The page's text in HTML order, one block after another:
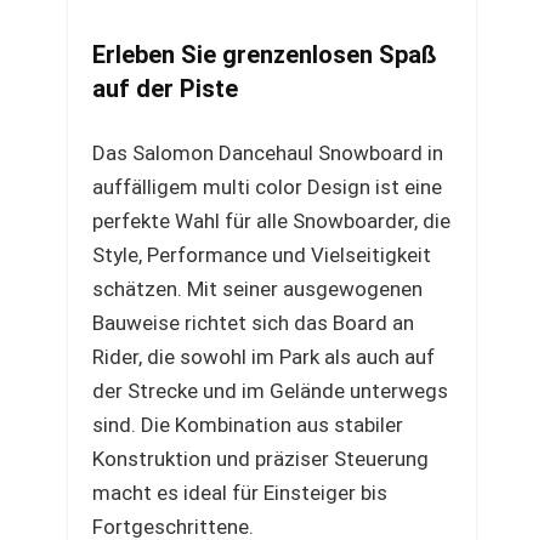
Erleben Sie grenzenlosen Spaß
auf der Piste
Das Salomon Dancehaul Snowboard in
auffälligem multi color Design ist eine
perfekte Wahl für alle Snowboarder, die
Style, Performance und Vielseitigkeit
schätzen. Mit seiner ausgewogenen
Bauweise richtet sich das Board an
Rider, die sowohl im Park als auch auf
der Strecke und im Gelände unterwegs
sind. Die Kombination aus stabiler
Konstruktion und präziser Steuerung
macht es ideal für Einsteiger bis
Fortgeschrittene.